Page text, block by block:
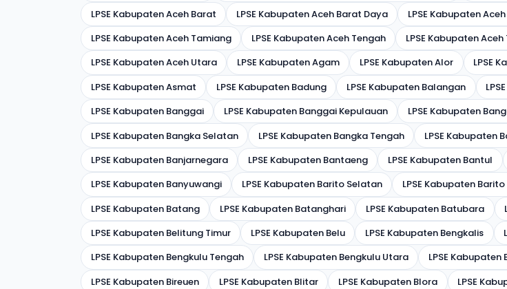
LPSE Kabupaten Aceh Barat
LPSE Kabupaten Aceh Barat Daya LPSE Kabupaten
LPSE Kabupaten Aceh Tamiang
LPSE Kabupaten Aceh Tengah LPSE Kabupaten
LPSE Kabupaten Aceh Utara
LPSE Kabupaten Agam LPSE Kabupaten Alor LPSE
LPSE Kabupaten Asmat
LPSE Kabupaten Badung LPSE Kabupaten Balangan
LPSE Kabupaten Banggai
LPSE Kabupaten Banggai Kepulauan LPSE Kabupaten
LPSE Kabupaten Bangka Selatan
LPSE Kabupaten Bangka Tengah LPSE Kabupaten
LPSE Kabupaten Banjarnegara
LPSE Kabupaten Bantaeng LPSE Kabupaten Bantul
LPSE Kabupaten Banyuwangi
LPSE Kabupaten Barito Selatan LPSE Kabupaten
LPSE Kabupaten Batang
LPSE Kabupaten Batanghari LPSE Kabupaten Batubara
LPSE Kabupaten Belitung Timur
LPSE Kabupaten Belu LPSE Kabupaten Bengkalis
LPSE Kabupaten Bengkulu Tengah
LPSE Kabupaten Bengkulu Utara LPSE Kabupaten
LPSE Kabupaten Bireuen
LPSE Kabupaten Blitar LPSE Kabupaten Blora LPSE